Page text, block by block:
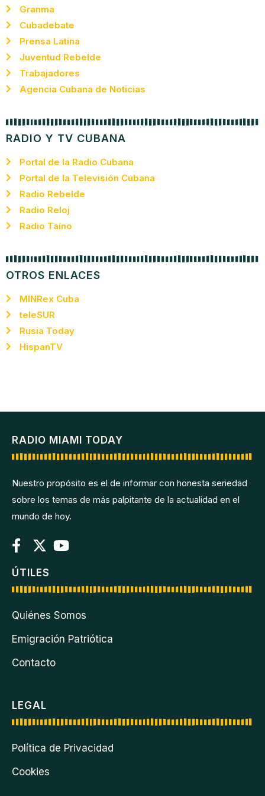
Granma
Cubadebate
Prensa Latina
Juventud Rebelde
Trabajadores
Agencia Cubana de Noticias
RADIO Y TV CUBANA
Portal de la Radio Cubana
Portal de la Televisión Cubana
Radio Rebelde
Radio Reloj
Radio Taíno
OTROS ENLACES
MINRex Cuba
teleSUR
Rusia Today
HispanTV
RADIO MIAMI TODAY
Nuestro propósito es el de informar con honesta seriedad
sobre los temas de más palpitante de la actualidad en el
mundo de hoy.
ÚTILES
Quiénes Somos
Emigración Patriótica
Contacto
LEGAL
Política de Privacidad
Cookies